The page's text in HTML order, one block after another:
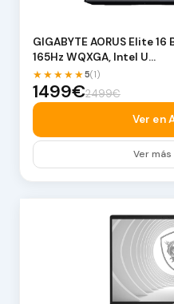
GIGABYTE AORUS Elite
165Hz WQXGA, Intel U…
★★★★★5(1)
1499€2499€
Ver en
Ver